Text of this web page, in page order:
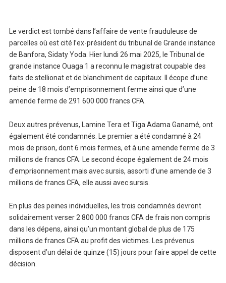
Le verdict est tombé dans l’affaire de vente frauduleuse de
parcelles où est cité l’ex-président du tribunal de Grande instance
de Banfora, Sidaty Yoda. Hier lundi 26 mai 2025, le Tribunal de
grande instance Ouaga 1 a reconnu le magistrat coupable des
faits de stellionat et de blanchiment de capitaux. Il écope d’une
peine de 18 mois d’emprisonnement ferme ainsi que d’une
amende ferme de 291 600 000 francs CFA.
Deux autres prévenus, Lamine Tera et Tiga Adama Ganamé, ont
également été condamnés. Le premier a été condamné à 24
mois de prison, dont 6 mois fermes, et à une amende ferme de 3
millions de francs CFA. Le second écope également de 24 mois
d’emprisonnement mais avec sursis, assorti d’une amende de 3
millions de francs CFA, elle aussi avec sursis.
En plus des peines individuelles, les trois condamnés devront
solidairement verser 2 800 000 francs CFA de frais non compris
dans les dépens, ainsi qu’un montant global de plus de 175
millions de francs CFA au profit des victimes. Les prévenus
disposent d’un délai de quinze (15) jours pour faire appel de cette
décision.